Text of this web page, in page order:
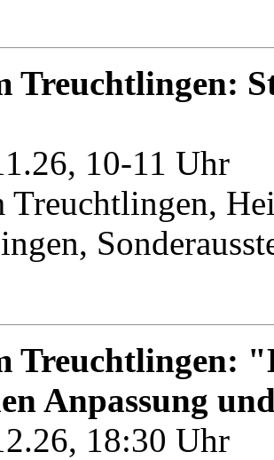
Treuchtlingen:
10-11 Uhr
Treuchtlingen,
Treuchtlingen:
Anpassung
18:30 Uhr